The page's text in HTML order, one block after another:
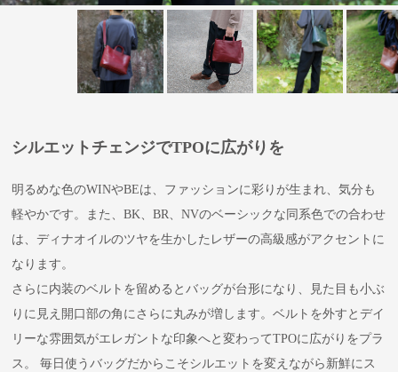
シルエットチェンジでTPOに広がりを
明るめな色のWINやBEは、ファッションに彩りが生まれ、気分も
軽やかです。また、BK、BR、NVのベーシックな同系色での合わせ
は、ディナオイルのツヤを生かしたレザーの高級感がアクセントに
なります。
さらに内装のベルトを留めるとバッグが台形になり、見た目も小ぶ
りに見え開口部の角にさらに丸みが増します。ベルトを外すとデイ
リーな雰囲気がエレガントな印象へと変わってTPOに広がりをプラ
ス。 毎日使うバッグだからこそシルエットを変えながら新鮮にス